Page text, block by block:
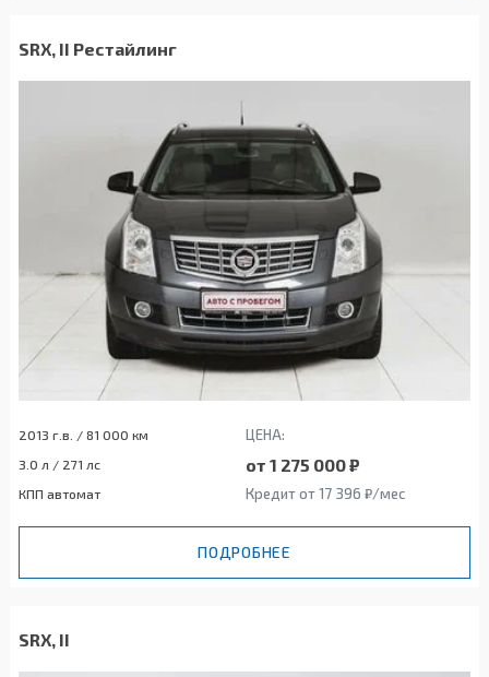
SRX, II Рестайлинг
2013 г.в. / 81 000 км ЦЕНА:
3.0 л / 271 лс от 1 275 000 ₽
КПП автомат Кредит от 17 396 ₽/мес
ПОДРОБНЕЕ
SRX, II